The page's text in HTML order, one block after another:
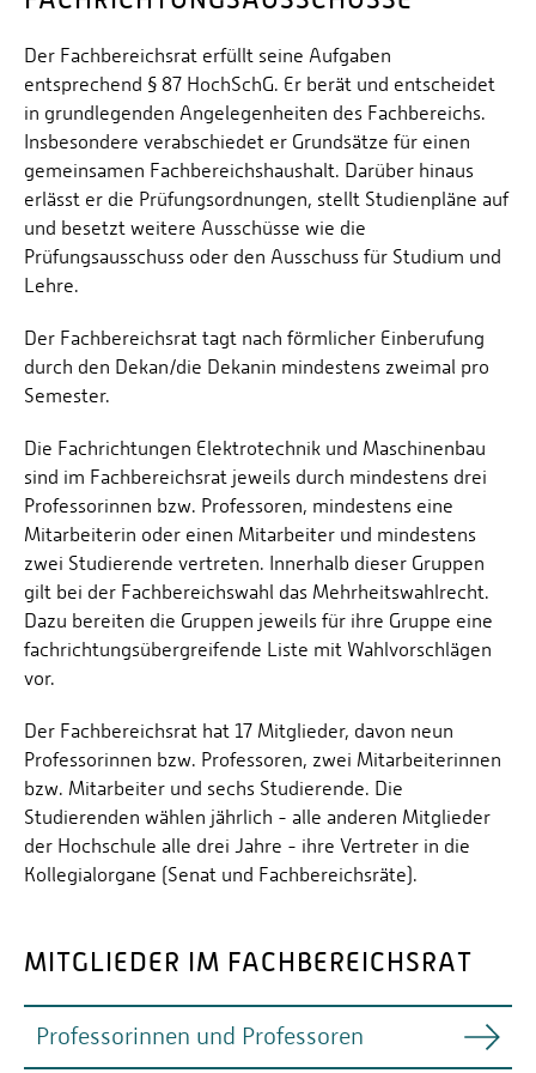
Der Fachbereichsrat erfüllt seine Aufgaben
entsprechend § 87 HochSchG. Er berät und entscheidet
in grundlegenden Angelegenheiten des Fachbereichs.
Insbesondere verabschiedet er Grundsätze für einen
gemeinsamen Fachbereichshaushalt. Darüber hinaus
erlässt er die Prüfungsordnungen, stellt Studienpläne auf
und besetzt weitere Ausschüsse wie die
Prüfungsausschuss oder den Ausschuss für Studium und
Lehre.
Der Fachbereichsrat tagt nach förmlicher Einberufung
durch den Dekan/die Dekanin mindestens zweimal pro
Semester.
Die Fachrichtungen Elektrotechnik und Maschinenbau
sind im Fachbereichsrat jeweils durch mindestens drei
Professorinnen bzw. Professoren, mindestens eine
Mitarbeiterin oder einen Mitarbeiter und mindestens
zwei Studierende vertreten. Innerhalb dieser Gruppen
gilt bei der Fachbereichswahl das Mehrheitswahlrecht.
Dazu bereiten die Gruppen jeweils für ihre Gruppe eine
fachrichtungsübergreifende Liste mit Wahlvorschlägen
vor.
Der Fachbereichsrat hat 17 Mitglieder, davon neun
Professorinnen bzw. Professoren, zwei Mitarbeiterinnen
bzw. Mitarbeiter und sechs Studierende. Die
Studierenden wählen jährlich - alle anderen Mitglieder
der Hochschule alle drei Jahre - ihre Vertreter in die
Kollegialorgane (Senat und Fachbereichsräte).
MITGLIEDER IM FACHBEREICHSRAT
Professorinnen und Professoren